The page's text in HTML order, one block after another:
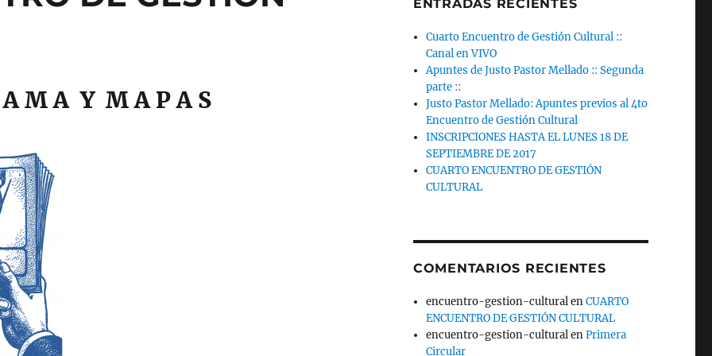
A M A Y M A P A S
ENTRADAS RECIENTES
Cuarto Encuentro de Gestión Cultural ::
Canal en VIVO
Apuntes de Justo Pastor Mellado :: Segunda
parte ::
Justo Pastor Mellado: Apuntes previos al 4to
Encuentro de Gestión Cultural
INSCRIPCIONES HASTA EL LUNES 18 DE
SEPTIEMBRE DE 2017
CUARTO ENCUENTRO DE GESTIÓN
CULTURAL
COMENTARIOS RECIENTES
encuentro-gestion-culturalenCUARTO
ENCUENTRO DE GESTIÓN CULTURAL
encuentro-gestion-culturalenPrimera
Circular